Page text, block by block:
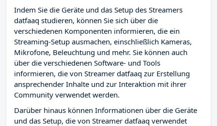
Indem Sie die Geräte und das Setup des Streamers
datfaaq studieren, können Sie sich über die
verschiedenen Komponenten informieren, die ein
Streaming-Setup ausmachen, einschließlich Kameras,
Mikrofone, Beleuchtung und mehr. Sie können auch
über die verschiedenen Software- und Tools
informieren, die von Streamer datfaaq zur Erstellung
ansprechender Inhalte und zur Interaktion mit ihrer
Community verwendet werden.
Darüber hinaus können Informationen über die Geräte
und das Setup, die von Streamer datfaaq verwendet